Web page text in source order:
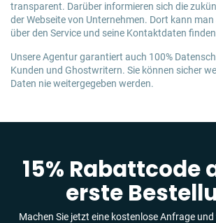
transparent. Darüber informieren sich die
der Webseite von Unternehmen. Dort kann
über den Service und seine Kontaktdaten
Unsere Agentur garantiert auch 100%
Kunden und Ghostwritern. Sie können sicher
Daten nie weitergegeben werden.
15% Rabattcode
erste
Machen Sie jetzt eine kostenlose Anfrage